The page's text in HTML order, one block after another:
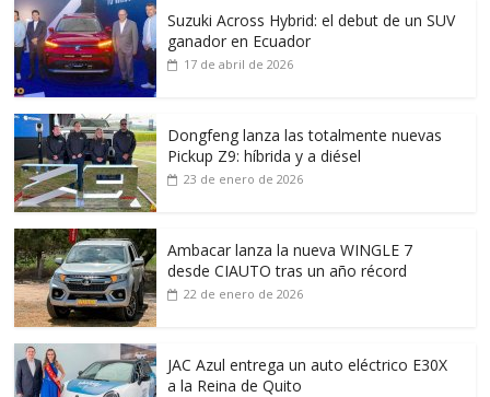
Suzuki Across Hybrid: el debut de un SUV
ganador en Ecuador
17 de abril de 2026
Dongfeng lanza las totalmente nuevas
Pickup Z9: híbrida y a diésel
23 de enero de 2026
Ambacar lanza la nueva WINGLE 7
desde CIAUTO tras un año récord
22 de enero de 2026
JAC Azul entrega un auto eléctrico E30X
a la Reina de Quito